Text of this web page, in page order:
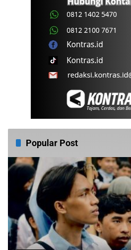
Popular Post